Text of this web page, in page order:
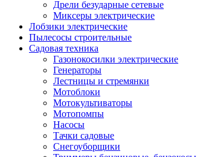
Дрели безударные сетевые
Миксеры электрические
Лобзики электрические
Пылесосы строительные
Садовая техника
Газонокосилки электрические
Генераторы
Лестницы и стремянки
Мотоблоки
Мотокультиваторы
Мотопомпы
Насосы
Тачки садовые
Снегоуборщики